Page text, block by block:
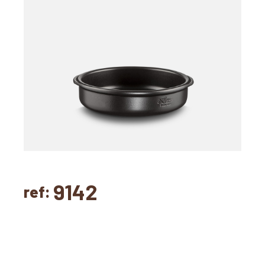
ref: 9142